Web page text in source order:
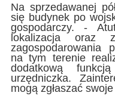
Na sprzedawanej
się budynek po
gospodarczy. -
lokalizacja oraz
zagospodarowania
na tym terenie
dodatkową
urzędniczka.
mogą zgłaszać